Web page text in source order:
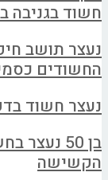
חשוד בגניבה
נעצר תושב
החשודים
נעצר חשוד
בן 50
הקשישה